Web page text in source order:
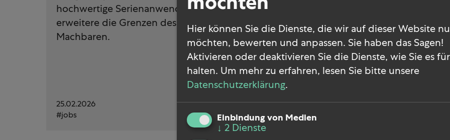
hochwertige Serienanwendung,
erweitere die Grenzen des
Machbaren.
25.02.2026
jobs
Kunststoffkreislaufwirtschaft
kennen und starte nach deinem
Abschluss direkt in eine
nachhaltige Karriere.
01.12.2025
jobs
Hier können Sie die Dienste, die wir auf dieser Website
möchten, bewerten und anpassen. Sie haben das Sagen!
Aktivieren oder deaktivieren Sie die Dienste, wie Sie es
halten. Um mehr zu erfahren, lesen Sie bitte unsere
Datenschutzerklärung.
Einbindung von Medien
↓ 2 Dienste